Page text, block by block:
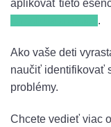
aplikovať tieto
.
Ako vaše deti
naučiť identifikovať
problémy.
Chcete vedieť viac